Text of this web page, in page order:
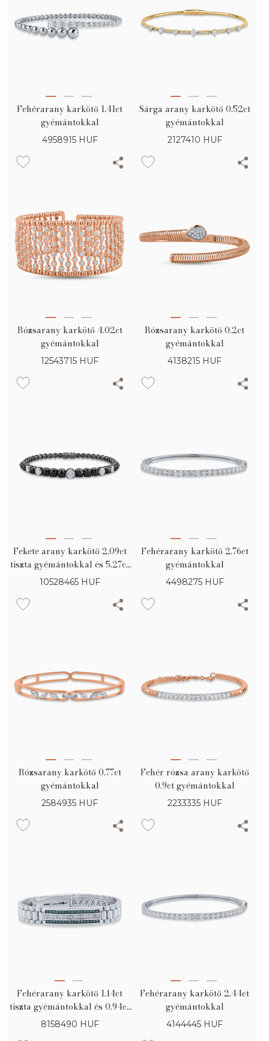
Fehérarany karkötő 1.41ct
gyémántokkal
4958915 HUF
Sárga arany karkötő 0.52ct
gyémántokkal
2127410 HUF
Rózsarany karkötő 4.02ct
gyémántokkal
12543715 HUF
Rózsarany karkötő 0.2ct
gyémántokkal
4138215 HUF
Fekete arany karkötő 2.09ct
tiszta gyémántokkal és 5.27ct
fekete gyémántokkal
10528465 HUF
Fehérarany karkötő 2.76ct
gyémántokkal
4498275 HUF
Rózsarany karkötő 0.77ct
gyémántokkal
2584935 HUF
Fehér rózsa arany karkötő
0.9ct gyémántokkal
2233335 HUF
Fehérarany karkötő 1.14ct
tiszta gyémántokkal és 0.94ct
kék gyémántokkal
8158490 HUF
Fehérarany karkötő 2.44ct
gyémántokkal
4144445 HUF